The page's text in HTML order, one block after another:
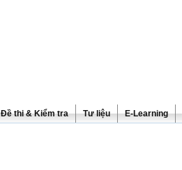
Đề thi & Kiểm tra Tư liệu E-Learning